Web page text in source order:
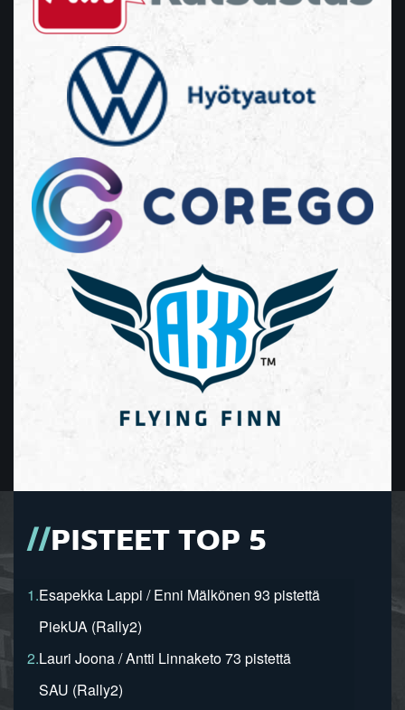
PISTEET TOP 5
1.Esapekka Lappi / Enni Mälkönen 93 pistettä
PiekUA (Rally2)
2.Lauri Joona / Antti Linnaketo 73 pistettä
SAU (Rally2)